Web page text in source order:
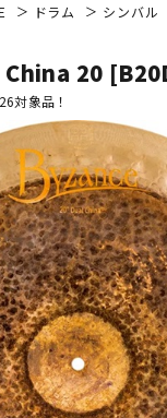
ドラム シンバル
20
対象品！